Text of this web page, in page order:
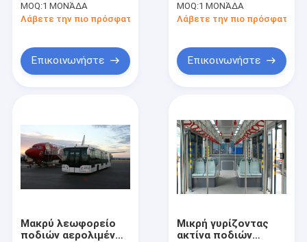
ποδιών αερολιμένων
επιβατών με τη βάση
MOQ:1 ΜΟΝΆΔΑ
Λάβετε την πιο πρόσφατη τιμή
Επικοινωνήστε
αερολιμένων
σώματος διεθνές με
MOQ:1 ΜΟΝΆΔΑ
Λάβετε την πιο πρόσφατη
Επικοινωνήστε
Μακρύ λεωφορείο
ποδιών αερολιμένων
Μικρή γυρίζοντας
ακτίνα ποδιών